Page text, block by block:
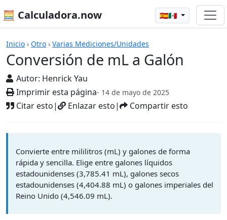
🧮 Calculadora.now 🇪🇸🇲🇽
Inicio › Otro › Varias Mediciones/Unidades
Conversión de mL a Galón
Autor: Henrick Yau
Imprimir esta página- 14 de mayo de 2025
Citar esto| Enlazar esto| Compartir esto
Calculadoras
Convierte entre mililitros (mL) y galones de forma
rápida y sencilla. Elige entre galones líquidos
estadounidenses (3,785.41 mL), galones secos
estadounidenses (4,404.88 mL) o galones imperiales del
Reino Unido (4,546.09 mL).